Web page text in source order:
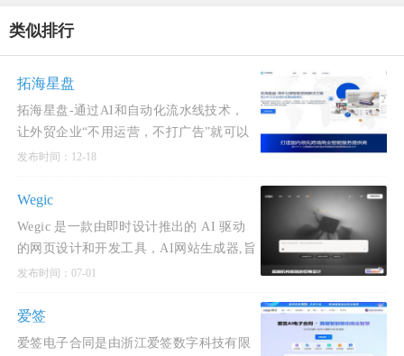
类似排行
拓海星盘
拓海星盘-通过AI和自动化流水线技术，
让外贸企业“不用运营，不打广告”就可以
通过海外社媒“精准匹配，营销转化海外
发布时间：12-18
Wegic
Wegic 是一款由即时设计推出的 AI 驱动
的网页设计和开发工具，AI网站生成器,旨
在通过对话式界面简化网站创建过程。用
需编程或设计经验即可快速创建个性化网
站。Wegic 支持多种类型
发布时间：07-01
爱签
爱签电子合同是由浙江爱签数字科技有限